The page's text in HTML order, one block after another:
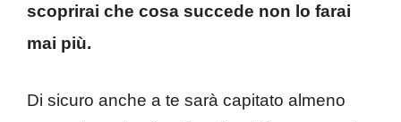
scoprirai che cosa succede non lo farai
mai più.
Di sicuro anche a te sarà capitato almeno